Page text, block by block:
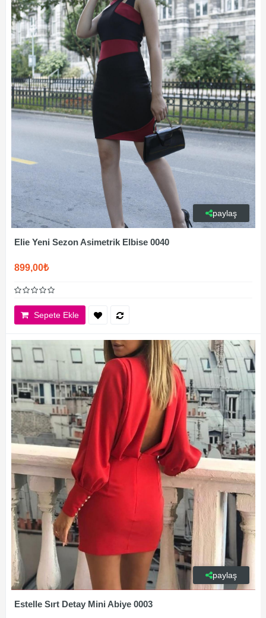
paylaş
Elie Yeni Sezon Asimetrik Elbise 0040
899,00₺
Sepete Ekle
paylaş
Estelle Sırt Detay Mini Abiye 0003